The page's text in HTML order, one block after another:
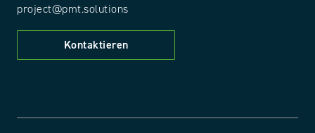
project@pmt.solutions
Kontaktieren